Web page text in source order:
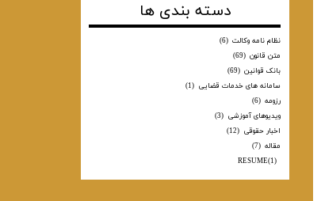
دسته بندی ها
نظام نامه وکالت (6)
متن قانون (69)
بانک قوانین (69)
سامانه های خدمات قضایی (1)
رزومه (6)
ویدیوهای آموزشی (3)
اخبار حقوقی (12)
مقاله (7)
RESUME(1)